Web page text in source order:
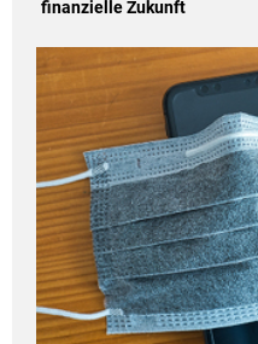
finanzielle Zukunft